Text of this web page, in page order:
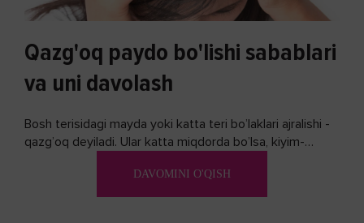
Qazg'oq paydo bo'lishi sabablari
va uni davolash
Bosh terisidagi mayda yoki katta teri bo’laklari ajralishi -
qazg’oq deyiladi. Ular katta miqdorda bo’lsa, kiyim-
DAVOMINI O'QISH